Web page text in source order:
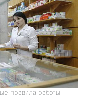
правила работы